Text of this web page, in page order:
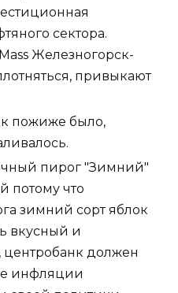
сектора.
Железногорск-
привыкают
пожиже было,
пирог "Зимний"
потому что
зимний сорт яблок
вкусный и
центробанк должен
инфляции